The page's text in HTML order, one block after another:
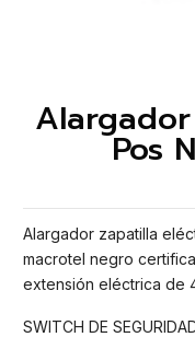
Pos
Alargador zapatilla
macrotel negro
extensión eléctrica de
SWITCH DE